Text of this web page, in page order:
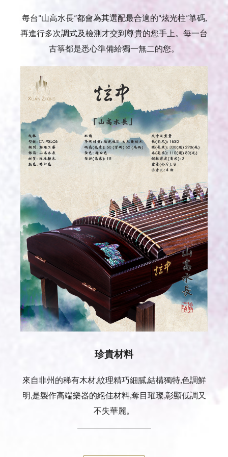
每台“山高水長”都會為其選配最合適的“炫光柱”箏碼,
再進行多次調式及檢測才交到尊貴的您手上。每一台
古箏都是悉心準備給獨一無二的您。
珍貴材料
來自非州的稀有木材,紋理精巧細膩,結構獨特,色調鮮
明,是製作高端樂器的絕佳材料,奪目璀璨,彰顯低調又
不失華麗。